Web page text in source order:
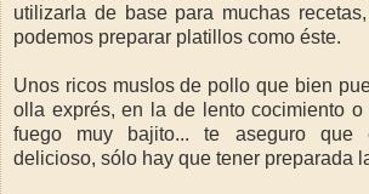
utilizarla de base para muchas
podemos preparar platillos como éste.
Unos ricos muslos de pollo que bien
olla exprés, en la de lento cocimiento
fuego muy bajito... te aseguro que
delicioso, sólo hay que tener preparada